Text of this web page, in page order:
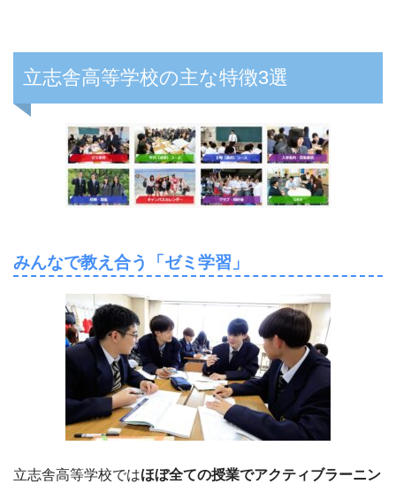
立志舎高等学校の主な特徴3選
みんなで教え合う「ゼミ学習」
立志舎高等学校ではほぼ全ての授業でアクティブラーニン